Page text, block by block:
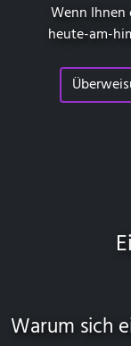
Wenn Ihnen
heute-am-
Warum sich